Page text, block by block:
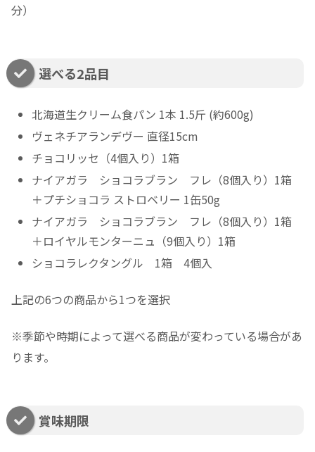
分）
選べる2品目
北海道生クリーム食パン 1本 1.5斤 (約600g)
ヴェネチアランデヴー 直径15cm
チョコリッセ（4個入り）1箱
ナイアガラ ショコラブラン フレ（8個入り）1箱
＋プチショコラ ストロベリー 1缶50g
ナイアガラ ショコラブラン フレ（8個入り）1箱
＋ロイヤルモンターニュ（9個入り）1箱
ショコラレクタングル 1箱 4個入
上記の6つの商品から1つを選択
※季節や時期によって選べる商品が変わっている場合があ
ります。
賞味期限